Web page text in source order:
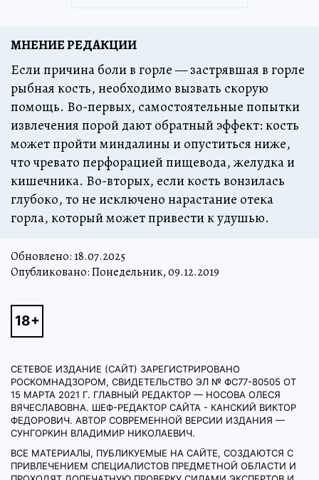
МНЕНИЕ РЕДАКЦИИ
Если причина боли в горле — застрявшая в горле
рыбная кость, необходимо вызвать скорую
помощь. Во-первых, самостоятельные попытки
извлечения порой дают обратный эффект: кость
может пройти миндалины и опуститься ниже,
что чревато перфорацией пищевода, желудка и
кишечника. Во-вторых, если кость вонзилась
глубоко, то не исключено нарастание отека
горла, который может привести к удушью.
Обновлено: 18.07.2025
Опубликовано: Понедельник, 09.12.2019
СЕТЕВОЕ ИЗДАНИЕ (САЙТ) ЗАРЕГИСТРИРОВАНО
РОСКОМНАДЗОРОМ, СВИДЕТЕЛЬСТВО ЭЛ № ФС77-80505 ОТ
15 МАРТА 2021 Г. ГЛАВНЫЙ РЕДАКТОР — НОСОВА ОЛЕСЯ
ВЯЧЕСЛАВОВНА. ШЕФ-РЕДАКТОР САЙТА - КАНСКИЙ ВИКТОР
ФЕДОРОВИЧ. АВТОР СОВРЕМЕННОЙ ВЕРСИИ ИЗДАНИЯ —
СУНГОРКИН ВЛАДИМИР НИКОЛАЕВИЧ.
ВСЕ МАТЕРИАЛЫ, ПУБЛИКУЕМЫЕ НА САЙТЕ, СОЗДАЮТСЯ С
ПРИВЛЕЧЕНИЕМ СПЕЦИАЛИСТОВ ПРЕДМЕТНОЙ ОБЛАСТИ И